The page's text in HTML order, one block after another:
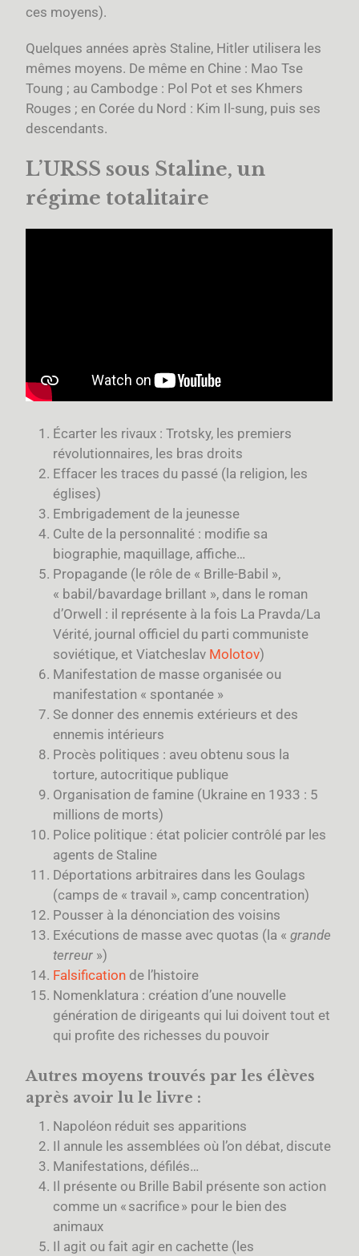
ces moyens).
Quelques années après Staline, Hitler utilisera les
mêmes moyens. De même en Chine : Mao Tse
Toung ; au Cambodge : Pol Pot et ses Khmers
Rouges ; en Corée du Nord : Kim Il-sung, puis ses
descendants.
L’URSS sous Staline, un
régime totalitaire
Écarter les rivaux : Trotsky, les premiers
révolutionnaires, les bras droits
Effacer les traces du passé (la religion, les
églises)
Embrigadement de la jeunesse
Culte de la personnalité : modifie sa
biographie, maquillage, affiche…
Propagande (le rôle de « Brille-Babil »,
« babil/bavardage brillant », dans le roman
d’Orwell : il représente à la fois La Pravda/La
Vérité, journal officiel du parti communiste
soviétique, et Viatcheslav Molotov)
Manifestation de masse organisée ou
manifestation « spontanée »
Se donner des ennemis extérieurs et des
ennemis intérieurs
Procès politiques : aveu obtenu sous la
torture, autocritique publique
Organisation de famine (Ukraine en 1933 : 5
millions de morts)
Police politique : état policier contrôlé par les
agents de Staline
Déportations arbitraires dans les Goulags
(camps de « travail », camp concentration)
Pousser à la dénonciation des voisins
Exécutions de masse avec quotas (la «grande
terreur »)
Falsification de l’histoire
Nomenklatura : création d’une nouvelle
génération de dirigeants qui lui doivent tout et
qui profite des richesses du pouvoir
Autres moyens trouvés par les élèves
après avoir lu le livre :
Napoléon réduit ses apparitions
Il annule les assemblées où l’on débat, discute
Manifestations, défilés…
Il présente ou Brille Babil présente son action
comme un « sacrifice » pour le bien des
animaux
Il agit ou fait agir en cachette (les